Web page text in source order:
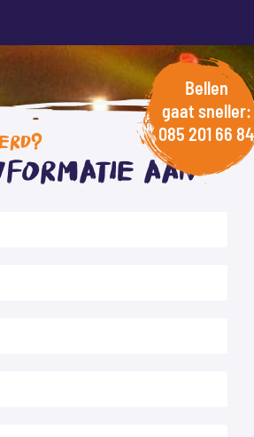
Bellen
gaat sneller:
085 201 66 84
aan